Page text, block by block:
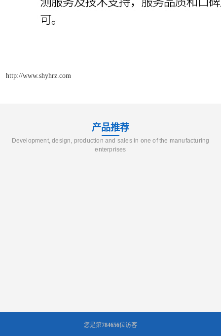
http://www.shyhrz.com
产品推荐
Development, design, production and sales in one of the manufacturing
enterprises
您是第784656位访客